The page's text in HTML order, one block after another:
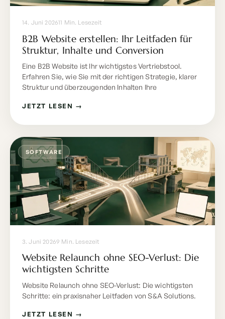
14. Juni 202611 Min. Lesezeit
B2B Website erstellen: Ihr Leitfaden für
Struktur, Inhalte und Conversion
Eine B2B Website ist Ihr wichtigstes Vertriebstool.
Erfahren Sie, wie Sie mit der richtigen Strategie, klarer
Struktur und überzeugenden Inhalten Ihre
JETZT LESEN →
SOFTWARE
3. Juni 20269 Min. Lesezeit
Website Relaunch ohne SEO-Verlust: Die
wichtigsten Schritte
Website Relaunch ohne SEO-Verlust: Die wichtigsten
Schritte: ein praxisnaher Leitfaden von S&A Solutions.
JETZT LESEN →